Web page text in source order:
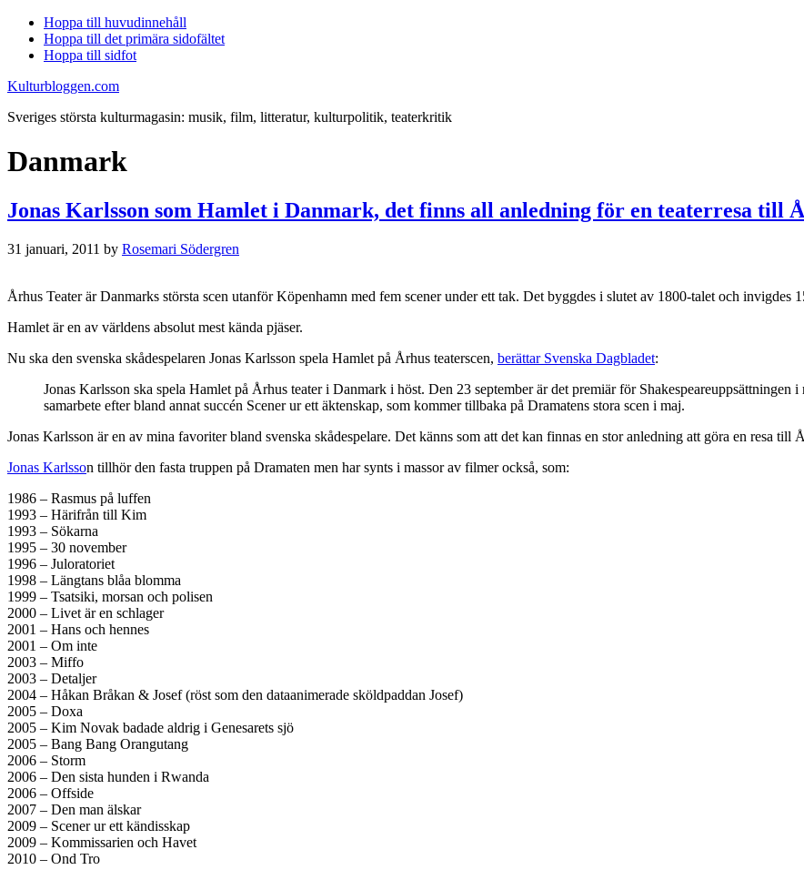
Hoppa till huvudinnehåll
Hoppa till det primära sidofältet
Hoppa till sidfot
Kulturbloggen.com
Sveriges största kulturmagasin: musik, film, litteratur, kulturpolitik, teaterkritik
Danmark
Jonas Karlsson som Hamlet i Danmark, det finns all anledning för en teaterresa till
31 januari, 2011 by Rosemari Södergren
Århus Teater är Danmarks största scen utanför Köpenhamn med fem scener under ett tak. Det byggdes i slutet av 1800-talet och invigdes
Hamlet är en av världens absolut mest kända pjäser.
Nu ska den svenska skådespelaren Jonas Karlsson spela Hamlet på Århus teaterscen, berättar Svenska Dagbladet:
Jonas Karlsson ska spela Hamlet på Århus teater i Danmark i höst. Den 23 september är det premiär för Shakespeareuppsättningen
samarbete efter bland annat succén Scener ur ett äktenskap, som kommer tillbaka på Dramatens stora scen i maj.
Jonas Karlsson är en av mina favoriter bland svenska skådespelare. Det känns som att det kan finnas en stor anledning att göra en resa till
Jonas Karlsson tillhör den fasta truppen på Dramaten men har synts i massor av filmer också, som:
1986 – Rasmus på luffen
1993 – Härifrån till Kim
1993 – Sökarna
1995 – 30 november
1996 – Juloratoriet
1998 – Längtans blåa blomma
1999 – Tsatsiki, morsan och polisen
2000 – Livet är en schlager
2001 – Hans och hennes
2001 – Om inte
2003 – Miffo
2003 – Detaljer
2004 – Håkan Bråkan & Josef (röst som den dataanimerade sköldpaddan Josef)
2005 – Doxa
2005 – Kim Novak badade aldrig i Genesarets sjö
2005 – Bang Bang Orangutang
2006 – Storm
2006 – Den sista hunden i Rwanda
2006 – Offside
2007 – Den man älskar
2009 – Scener ur ett kändisskap
2009 – Kommissarien och Havet
2010 – Ond Tro